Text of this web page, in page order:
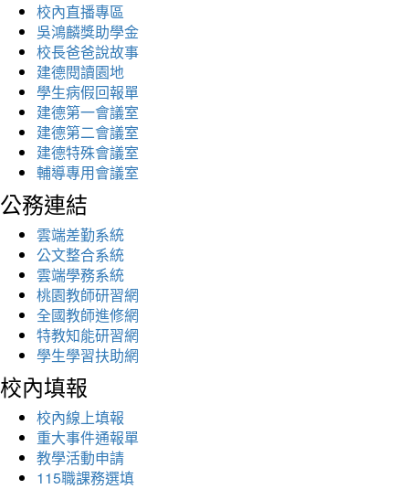
校內直播專區
吳鴻麟獎助學金
校長爸爸說故事
建德閱讀園地
學生病假回報單
建德第一會議室
建德第二會議室
建德特殊會議室
輔導專用會議室
公務連結
雲端差勤系統
公文整合系統
雲端學務系統
桃園教師研習網
全國教師進修網
特教知能研習網
學生學習扶助網
校內填報
校內線上填報
重大事件通報單
教學活動申請
115職課務選填